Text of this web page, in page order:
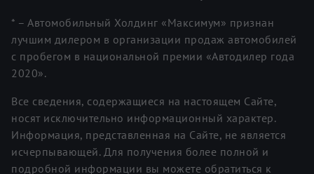
* – Автомобильный Холдинг «Максимум» признан
лучшим дилером в организации продаж автомобилей
с пробегом в национальной премии «Автодилер года
2020».
Все сведения, содержащиеся на настоящем Сайте,
носят исключительно информационный характер.
Информация, представленная на Сайте, не является
исчерпывающей. Для получения более полной и
подробной информации вы можете обратиться к